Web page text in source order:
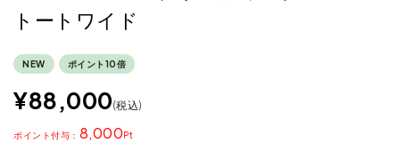
トートワイド
NEW ポイント10倍
¥88,000 税込
8,000
ポイント